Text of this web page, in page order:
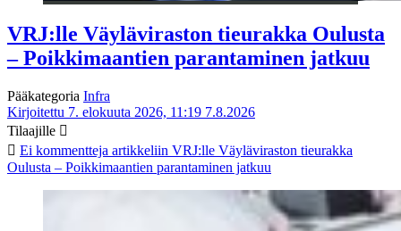
VRJ:lle Väyläviraston tieurakka Oulusta
– Poikkimaantien parantaminen jatkuu
Pääkategoria Infra
Kirjoitettu 7. elokuuta 2026, 11:19 7.8.2026
Tilaajille
Ei kommentteja artikkeliin VRJ:lle Väyläviraston tieurakka
Oulusta – Poikkimaantien parantaminen jatkuu